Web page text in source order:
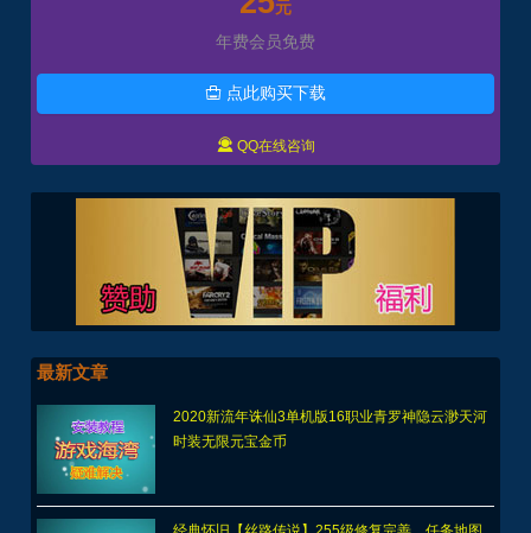
元
年费会员免费
 点此购买下载
 QQ在线咨询
最新文章
2020新流年诛仙3单机版16职业青罗神隐云渺天河
时装无限元宝金币